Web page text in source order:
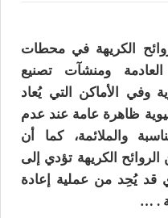
الكريهة في محطات
العادمة ومنشآت تصنيع
وفي الأماكن التي يُعاد
ظاهرة عامة عند عدم
والملائمة، كما أن
الكريهة تؤدي إلى
قد يُحِد من عملية إعادة
. …